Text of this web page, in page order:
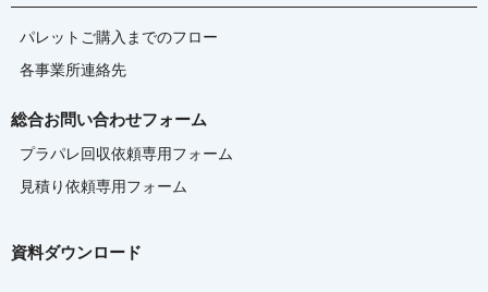
パレットご購入までのフロー
各事業所連絡先
総合お問い合わせフォーム
プラパレ回収依頼専用フォーム
見積り依頼専用フォーム
資料ダウンロード